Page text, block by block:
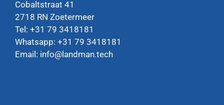
Cobaltstraat 41
2718 RN Zoetermeer
Tel: +31 79 3418181
Whatsapp: +31 79 3418181
Email: info@landman.tech